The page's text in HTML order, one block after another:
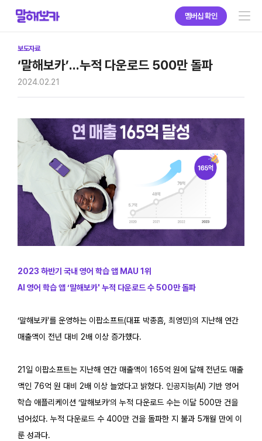
서비스 소개
학교 · 학원 · 기업 구매
브랜드 소개
멤버십 확인
보도자료
‘말해보카’...누적 다운로드 500만 돌파
2024.02.21
2023 하반기 국내 영어 학습 앱 MAU 1위
AI 영어 학습 앱 ‘말해보카' 누적 다운로드 수 500만 돌파
‘말해보카'를 운영하는 이팝소프트(대표 박종흠, 최영민)의 지난해 연간
매출액이 전년 대비 2배 이상 증가했다.
21일 이팝소프트는 지난해 연간 매출액이 165억 원에 달해 전년도 매출
액인 76억 원 대비 2배 이상 늘었다고 밝혔다. 인공지능(AI) 기반 영어
학습 애플리케이션 ‘말해보카’의 누적 다운로드 수는 이달 500만 건을
넘어섰다. 누적 다운로드 수 400만 건을 돌파한 지 불과 5개월 만에 이
룬 성과다.